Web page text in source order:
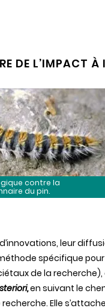
DE L’IMPACT À
contre la
du pin.
leur
spécifique
de la
en suivant le
Elle